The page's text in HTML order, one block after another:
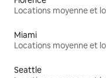
Miami
Seattle